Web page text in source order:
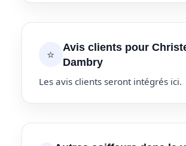
⭐
Avis clients pour
Dambry
Les avis clients seront intégrés ici.